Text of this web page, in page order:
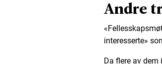
Andre
interesserte»
Da flere av dem